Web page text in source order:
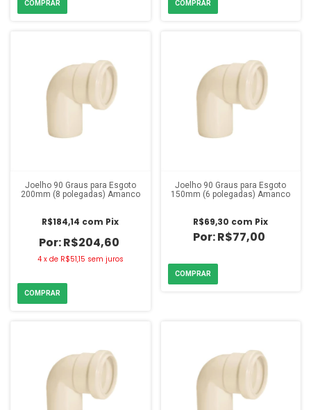
Joelho 90 Graus para Esgoto
200mm (8 polegadas) Amanco
R$204,60
R$184,14 com Pix
4 x de R$51,15 sem juros
Joelho 90 Graus para Esgoto
150mm (6 polegadas) Amanco
R$77,00
R$69,30 com Pix